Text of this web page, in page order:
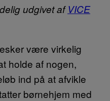
udgivet afVICE
være virkelig
holde af nogen,
ind på at afvikle
børnehjem med